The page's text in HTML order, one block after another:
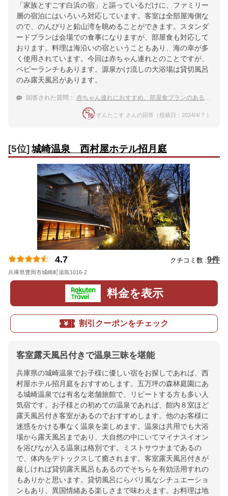
「家族とすごす白浜の宿」と謳っているだけに、ファミリー
層の宿泊にはいろいろ対応しています。客室は全部屋海側な
ので、のんびりと鉛山湾を眺めることができます。スタンダ
ードプランは会場での食事になりますが、部屋食も対応して
おります。料理は海沿いの宿ということもあり、海の幸が多
く使用されています。今回は赤ちゃん連れとのことですが、
ベビーランチもあります。源泉かけ流しの大浴場は貸切風呂
のみ露天風呂があります。
回答された質問： 赤ちゃん連れにおすすめ、部屋食プランのある和歌山・白浜温泉の宿は？
ずんたこす さんの回答（投稿日：2024/4/ 7 ）
[5位] 城崎温泉 西村屋ホテル招月庭
4.7 クチコミ数 :9件
兵庫県豊岡市城崎町湯島1016-2
料金を表示
割引クーポンをチェック
客室露天風呂付きで温泉三昧を堪能
兵庫県の城崎温泉でお子様に優しい宿をお探しであれば、西
村屋ホテル招月庭をおすすめします。五万坪の森林庭園にあ
る城崎温泉では有名な老舗旅館で、リピートする方も多い人
気宿です。お子様との初めての温泉であれば、館内８室ほど
露天風呂付き客室があるのでおすすめします。他のお客様に
迷惑をかける事なく温泉を楽しめます。温泉は共用でも大浴
場から露天風呂まであり、大自然の中にいてマイナスイオン
を浴びなが入る温泉は格別です。ミストサウナまであるの
で、体内をデトックスして癒されます。客室露天風呂付きが
厳しければ貸切露天風呂もあるのでそちらを有効活用すれの
もありかと思います。貸切風呂にらバリ風なシチュエーショ
ンもあり、異国情緒ある楽しさまで味わえます。お料理は地